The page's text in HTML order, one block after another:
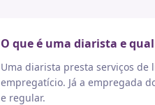
O que é uma diarista e
Uma diarista presta serviços de
empregatício. Já a empregada
e regular.